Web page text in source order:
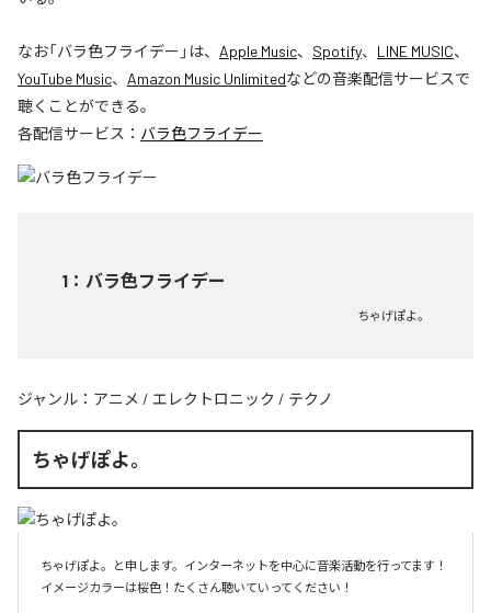
なお「バラ色フライデー 」は、 Apple Music、 Spotify、 LINE MUSIC、
YouTube Music、 Amazon Music Unlimitedなどの音楽配信サービスで
聴くことができる。
各配信サービス： バラ色フライデー
1 ： バラ色フライデー
ちゃげぽよ。
ジャンル： アニメ / エレクトロニック / テクノ
ちゃげぽよ。
ちゃげぽよ。と申します。インターネットを中心に音楽活動を行ってます！
イメージカラーは桜色！たくさん聴いていってください！